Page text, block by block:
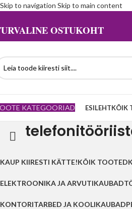
Skip to navigation Skip to main content
OSTUKOHT
KATEGOORIAD ESILEHTKÕIK
KAUP KIIRESTI KÄTTE!KÕIK TOOTED
ELEKTROONIKA JA ARVUTIKAUBAD
KONTORITARBED JA KOOLIKAUBAD